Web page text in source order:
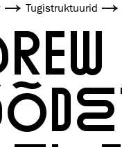
Tugistruktuurid